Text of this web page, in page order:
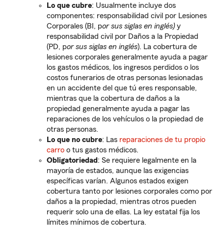
Lo que cubre: Usualmente incluye dos
componentes: responsabilidad civil por Lesiones
Corporales (BI, por sus siglas en inglés)y
responsabilidad civil por Daños a la Propiedad
(PD, por sus siglas en inglés). La cobertura de
lesiones corporales generalmente ayuda a pagar
los gastos médicos, los ingresos perdidos o los
costos funerarios de otras personas lesionadas
en un accidente del que tú eres responsable,
mientras que la cobertura de daños a la
propiedad generalmente ayuda a pagar las
reparaciones de los vehículos o la propiedad de
otras personas.
Lo que no cubre: Las reparaciones de tu propio
carro o tus gastos médicos.
Obligatoriedad : Se requiere legalmente en la
mayoría de estados, aunque las exigencias
específicas varían. Algunos estados exigen
cobertura tanto por lesiones corporales como por
daños a la propiedad, mientras otros pueden
requerir solo una de ellas. La ley estatal fija los
límites mínimos de cobertura.